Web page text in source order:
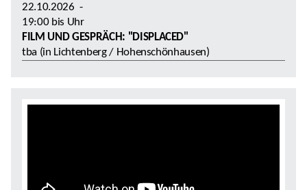
22.10.2026 -
19:00bis Uhr
FILM UND GESPRÄCH: "DISPLACED"
tba (in Lichtenberg / Hohenschönhausen)